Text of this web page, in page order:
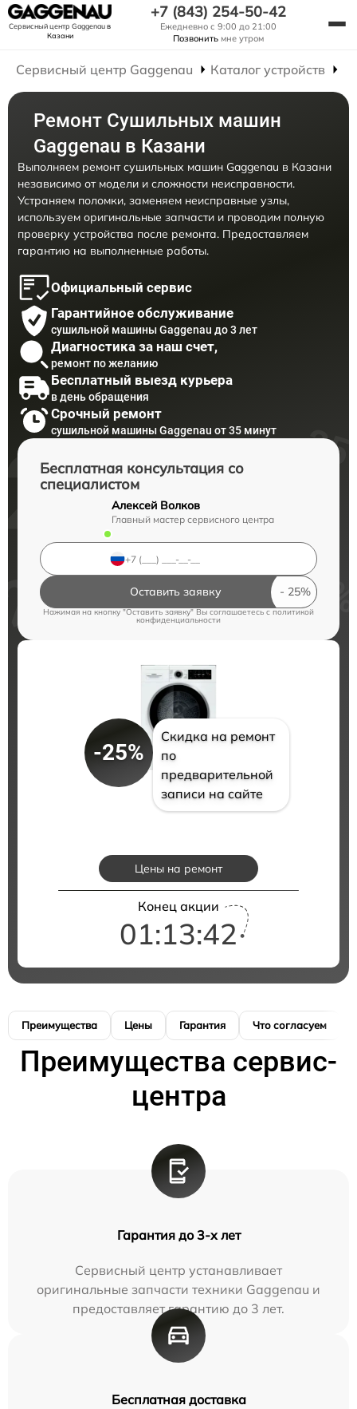
Сервисный центр Gaggenauв
Казани
+7 (843) 254-50-42
Ежедневно с 9:00 до 21:00
Позвонить мне утром
Сервисный центр Gaggenau Каталог устройств
Ремонт Сушильных машин
Gaggenau в Казани
Выполняем ремонт сушильных машин Gaggenau в Казани
независимо от модели и сложности неисправности.
Устраняем поломки, заменяем неисправные узлы,
используем оригинальные запчасти и проводим полную
проверку устройства после ремонта. Предоставляем
гарантию на выполненные работы.
Официальный сервис
Гарантийное обслуживание
сушильной машины Gaggenau до 3 лет
Диагностика за наш счет,
ремонт по желанию
Бесплатный выезд курьера
в день обращения
Срочный ремонт
сушильной машины Gaggenau от 35 минут
Бесплатная консультация со
специалистом
Алексей Волков
Главный мастер сервисного центра
Оставить заявку
Нажимая на кнопку "Оставить заявку" Вы соглашаетесь cполитикой
конфиденциальности
-25%
Скидка на ремонт
по
предварительной
записи на сайте
Цены на ремонт
Конец акции
01:13:41
Преимущества Цены Гарантия Что согласуем
Преимущества сервис-
центра
Гарантия до 3-х лет
Сервисный центр устанавливает
оригинальные запчасти техники Gaggenau и
предоставляет гарантию до 3 лет.
Бесплатная доставка